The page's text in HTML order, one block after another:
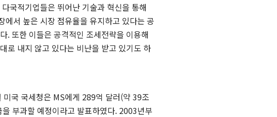
국적기업들은 뛰어난 기술과 혁신을 통해
에서 높은 시장 점유율을 유지하고 있다는 공
. 또한 이들은 공격적인 조세전략을 이용해
로 내지 않고 있다는 비난을 받고 있기도 하
미국 국세청은 MS에게 289억 달러(약 39조
을 부과할 예정이라고 발표하였다. 2003년부